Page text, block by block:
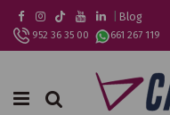
Blog
952 36 35 00
661 267 119